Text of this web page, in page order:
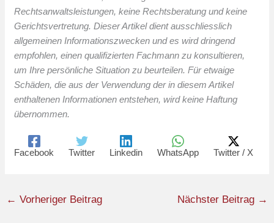
Rechtsanwaltsleistungen, keine Rechtsberatung und keine
Gerichtsvertretung. Dieser Artikel dient ausschliesslich
allgemeinen Informationszwecken und es wird dringend
empfohlen, einen qualifizierten Fachmann zu konsultieren,
um Ihre persönliche Situation zu beurteilen. Für etwaige
Schäden, die aus der Verwendung der in diesem Artikel
enthaltenen Informationen entstehen, wird keine Haftung
übernommen.
Facebook Twitter Linkedin WhatsApp Twitter / X
← Vorheriger Beitrag Nächster Beitrag →